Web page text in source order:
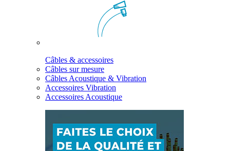
Câbles & accessoires
Câbles sur mesure
Câbles Acoustique & Vibration
Accessoires Vibration
Accessoires Acoustique